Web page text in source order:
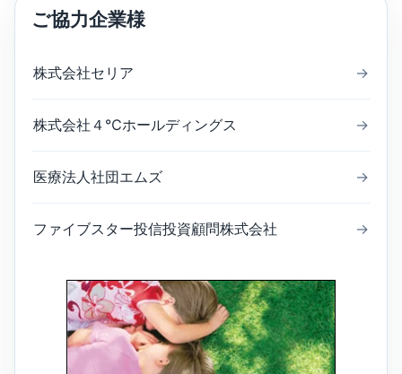
ご協力企業様
株式会社セリア →
株式会社４℃ホールディングス →
医療法人社団エムズ →
ファイブスター投信投資顧問株式会社 →